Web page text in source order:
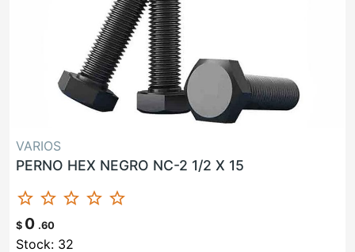
VARIOS
PERNO HEX NEGRO NC-2 1/2 X 15
star_border star_border star_border star_border star_border
$ 0 .60
Stock: 32